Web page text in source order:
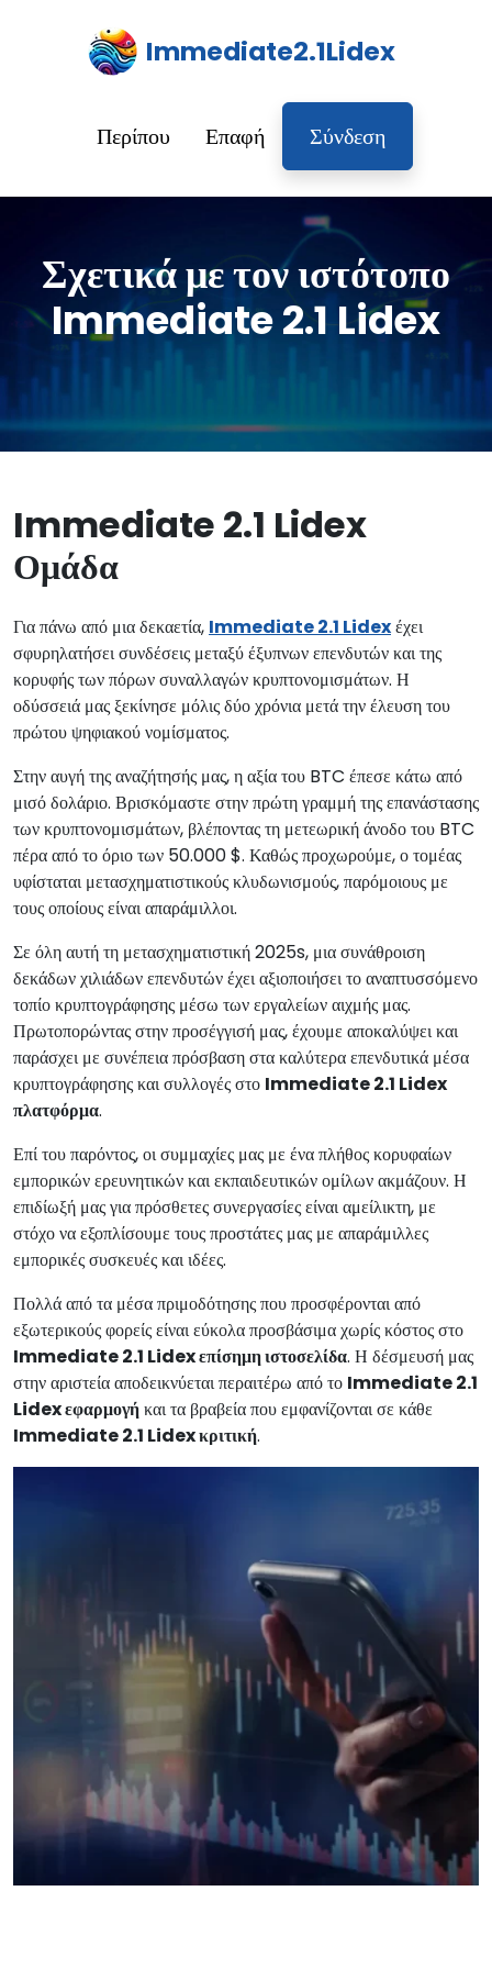
Immediate2.1Lidex
Περίπου Επαφή Σύνδεση
Σχετικά με τον ιστότοπο
Immediate 2.1 Lidex
Immediate 2.1 Lidex
Ομάδα
Για πάνω από μια δεκαετία, Immediate 2.1 Lidexέχει
σφυρηλατήσει συνδέσεις μεταξύ έξυπνων επενδυτών και της
κορυφής των πόρων συναλλαγών κρυπτονομισμάτων. Η
οδύσσειά μας ξεκίνησε μόλις δύο χρόνια μετά την έλευση του
πρώτου ψηφιακού νομίσματος.
Στην αυγή της αναζήτησής μας, η αξία του BTC έπεσε κάτω από
μισό δολάριο. Βρισκόμαστε στην πρώτη γραμμή της επανάστασης
των κρυπτονομισμάτων, βλέποντας τη μετεωρική άνοδο του BTC
πέρα από το όριο των 50.000 $. Καθώς προχωρούμε, ο τομέας
υφίσταται μετασχηματιστικούς κλυδωνισμούς, παρόμοιους με
τους οποίους είναι απαράμιλλοι.
Σε όλη αυτή τη μετασχηματιστική 2025s, μια συνάθροιση
δεκάδων χιλιάδων επενδυτών έχει αξιοποιήσει το αναπτυσσόμενο
τοπίο κρυπτογράφησης μέσω των εργαλείων αιχμής μας.
Πρωτοπορώντας στην προσέγγισή μας, έχουμε αποκαλύψει και
παράσχει με συνέπεια πρόσβαση στα καλύτερα επενδυτικά μέσα
κρυπτογράφησης και συλλογές στο Immediate 2.1 Lidex
πλατφόρμα.
Επί του παρόντος, οι συμμαχίες μας με ένα πλήθος κορυφαίων
εμπορικών ερευνητικών και εκπαιδευτικών ομίλων ακμάζουν. Η
επιδίωξή μας για πρόσθετες συνεργασίες είναι αμείλικτη, με
στόχο να εξοπλίσουμε τους προστάτες μας με απαράμιλλες
εμπορικές συσκευές και ιδέες.
Πολλά από τα μέσα πριμοδότησης που προσφέρονται από
εξωτερικούς φορείς είναι εύκολα προσβάσιμα χωρίς κόστος στο
Immediate 2.1 Lidex επίσημη ιστοσελίδα. Η δέσμευσή μας
στην αριστεία αποδεικνύεται περαιτέρω από το Immediate 2.1
Lidex εφαρμογήκαι τα βραβεία που εμφανίζονται σε κάθε
Immediate 2.1 Lidex κριτική.